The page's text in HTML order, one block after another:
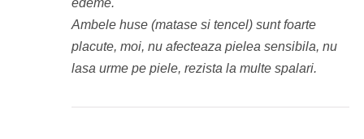
edeme.
Ambele huse (matase si tencel) sunt foarte
placute, moi, nu afecteaza pielea sensibila, nu
lasa urme pe piele, rezista la multe spalari.